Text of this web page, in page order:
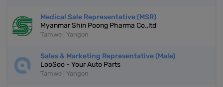
Medical Sale Representative (MSR)
Myanmar Shin Poong Pharma Co.,ltd
Tamwe | Yangon
Sales & Marketing Representative (Male)
LooSoo - Your Auto Parts
Tamwe | Yangon